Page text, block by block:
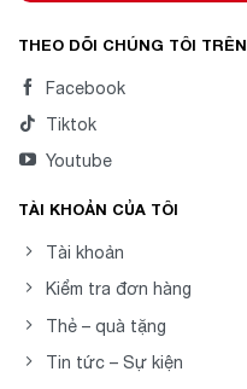
THEO DÕI CHÚNG TÔI TRÊN
Facebook
Tiktok
Youtube
TÀI KHOẢN CỦA TÔI
Tài khoản
Kiểm tra đơn hàng
Thẻ – quà tặng
Tin tức – Sự kiện